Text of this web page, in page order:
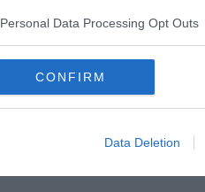
Personal Data Processing Opt Outs
CONFIRM
Data Deletion